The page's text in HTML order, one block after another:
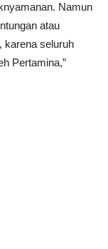
Namun
atau
karena seluruh
Pertamina,”